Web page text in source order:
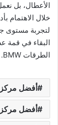
الأعطال، بل
خلال الاهتمام
لتجربة مستوى
البقاء في قمة
الطرقات BMW.
أفضل مركز
أفضل مركز